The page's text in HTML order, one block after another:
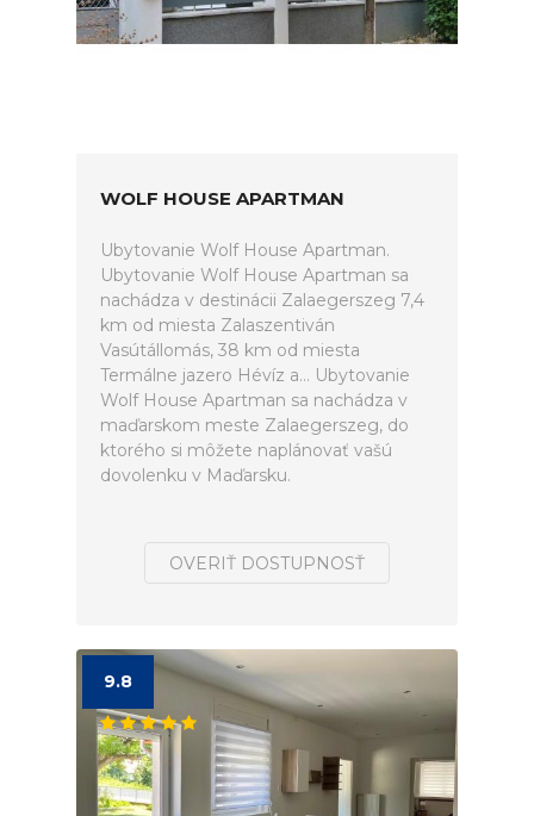
WOLF HOUSE APARTMAN
Ubytovanie Wolf House Apartman.
Ubytovanie Wolf House Apartman sa
nachádza v destinácii Zalaegerszeg 7,4
km od miesta Zalaszentiván
Vasútállomás, 38 km od miesta
Termálne jazero Hévíz a... Ubytovanie
Wolf House Apartman sa nachádza v
maďarskom meste Zalaegerszeg, do
ktorého si môžete naplánovať vašú
dovolenku v Maďarsku.
OVERIŤ DOSTUPNOSŤ
9.8